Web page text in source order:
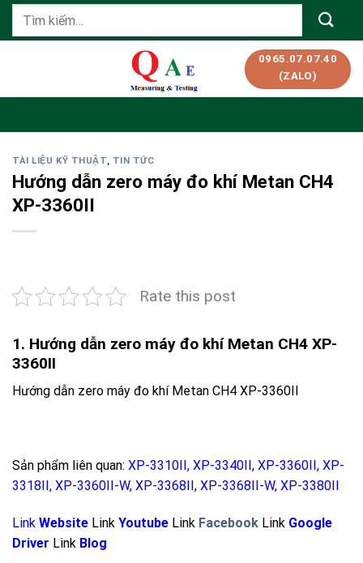
SkipTìm
0965.07.07.40
(ZALO)
TÀI LIỆU KỸ THUẬT, TIN TỨC
Hướng dẫn zero máy đo khí Metan CH4
XP-3360II
Rate this post
1. Hướng dẫn zero máy đo khí Metan CH4 XP-
3360II
Hướng dẫn zero máy đo khí Metan CH4 XP-3360II
Sản phẩm liên quan: XP-3310II, XP-3340II, XP-3360II, XP-
3318II, XP-3360II-W, XP-3368II, XP-3368II-W, XP-3380II
Link Website Link Youtube Link Facebook Link Google
Driver Link Blog